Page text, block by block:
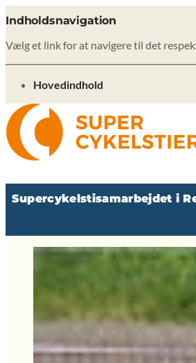
Indholdsnavigation
Vælg et link for at navigere til det
gå til
Hovedindhold
Supercykelstisamarbejdet i